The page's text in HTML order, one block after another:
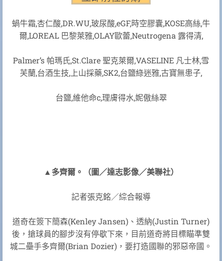
蝸牛霜,杏仁酸,DR.WU,玻尿酸,eGF,時空膠囊,KOSE高絲,牛
爾,LOREAL 巴黎萊雅,OLAY歐蕾,Neutrogena 露得清,
Palmer’s 帕瑪氏,St.Clare 聖克萊爾,VASELINE 凡士林,雪
芙蘭,台酒生技,上山採藥,SK2,台鹽綠迷雅,古寶無患子,
台鹽,維他命c,理膚得水,妮傲絲翠
▲多齊爾。（圖／達志影像／美聯社）
記者張克銘／綜合報導
道奇在簽下簡森(Kenley Jansen)、透納(Justin Turner)
後，搶球員的腳步沒有停歇下來，目前道奇將目標瞄準雙
城二壘手多齊爾(Brian Dozier)，要打造國聯的邪惡帝國。